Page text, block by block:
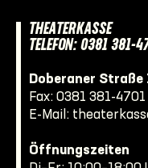
THEATERKASSE
TELEFON: 0381 381-
Doberaner Straße
Fax: 0381 381-4701
E-Mail:
Öffnungszeiten